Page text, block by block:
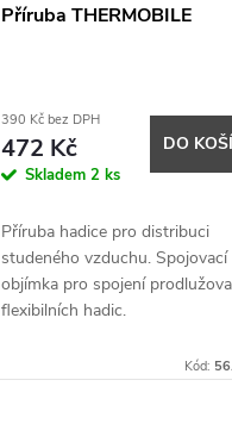
Příruba THERMOBILE
390 Kč bez DPH
472 Kč
Skladem 2 ks
DO
Příruba hadice pro distribuci
studeného vzduchu. Spojovací
objímka pro spojení
flexibilních hadic.
Kód: